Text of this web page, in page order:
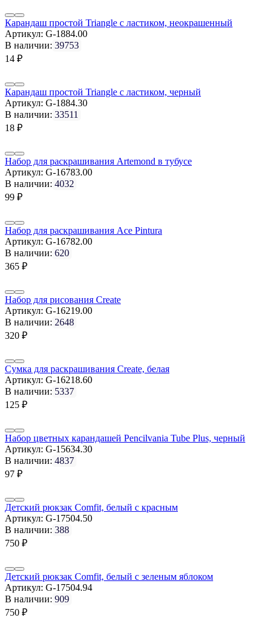
Карандаш простой Triangle с ластиком, неокрашенный
Артикул: G-1884.00
В наличии: 39753
14 ₽
Карандаш простой Triangle с ластиком, черный
Артикул: G-1884.30
В наличии: 33511
18 ₽
Набор для раскрашивания Artemond в тубусе
Артикул: G-16783.00
В наличии: 4032
99 ₽
Набор для раскрашивания Ace Pintura
Артикул: G-16782.00
В наличии: 620
365 ₽
Набор для рисования Create
Артикул: G-16219.00
В наличии: 2648
320 ₽
Сумка для раскрашивания Create, белая
Артикул: G-16218.60
В наличии: 5337
125 ₽
Набор цветных карандашей Pencilvania Tube Plus, черный
Артикул: G-15634.30
В наличии: 4837
97 ₽
Детский рюкзак Comfit, белый с красным
Артикул: G-17504.50
В наличии: 388
750 ₽
Детский рюкзак Comfit, белый с зеленым яблоком
Артикул: G-17504.94
В наличии: 909
750 ₽